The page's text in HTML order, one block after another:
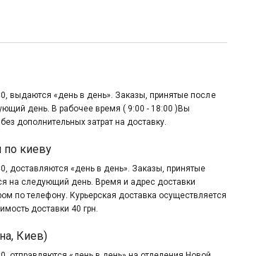
выдаются «день в день». Заказы, принятые после
день. В рабочее время ( 9:00 - 18:00 )Вы
дополнительных затрат на доставку.
по киеву
доставляются «день в день». Заказы, принятые
на следующий день. Время и адрес доставки
по телефону. Курьерская доставка осуществляется
доставки 40 грн.
Киев)